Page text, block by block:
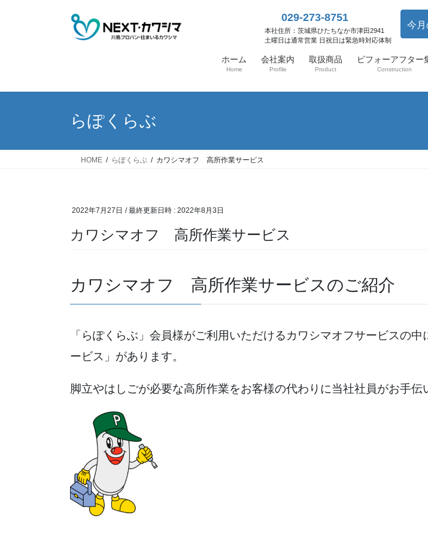
ス
ン
029-273-8751
本社住所：茨城県ひたちなか市津田2941
土曜日は通常営業 日祝日は緊急時対応体制
今
ホーム
Home
会社案内
Profile
取扱商品
Product
ビフォーアフター
Construction
らぽくらぶ
HOME らぽくらぶ カワシマオフ 高所作業サービス
2022年7月27日 / 最終更新日時 : 2022年8月3日
カワシマオフ 高所作業サービス
カワシマオフ 高所作業サービスのご紹介
「らぽくらぶ」会員様がご利用いただけるカワシマオフサービスの中
ービス」があります。
脚立やはしごが必要な高所作業をお客様の代わりに当社社員がお手伝